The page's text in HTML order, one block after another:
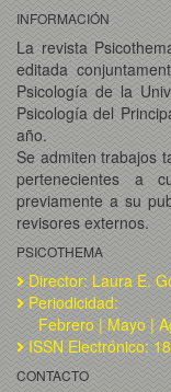
INFORMACIÓN
La revista
editada
Psicología de la
Psicología del
año.
Se admiten trabajos
pertenecientes a
previamente a su
revisores externos.
PSICOTHEMA
Director: Laura E.
Periodicidad:
Febrero | Mayo |
ISSN Electrónico:
CONTACTO